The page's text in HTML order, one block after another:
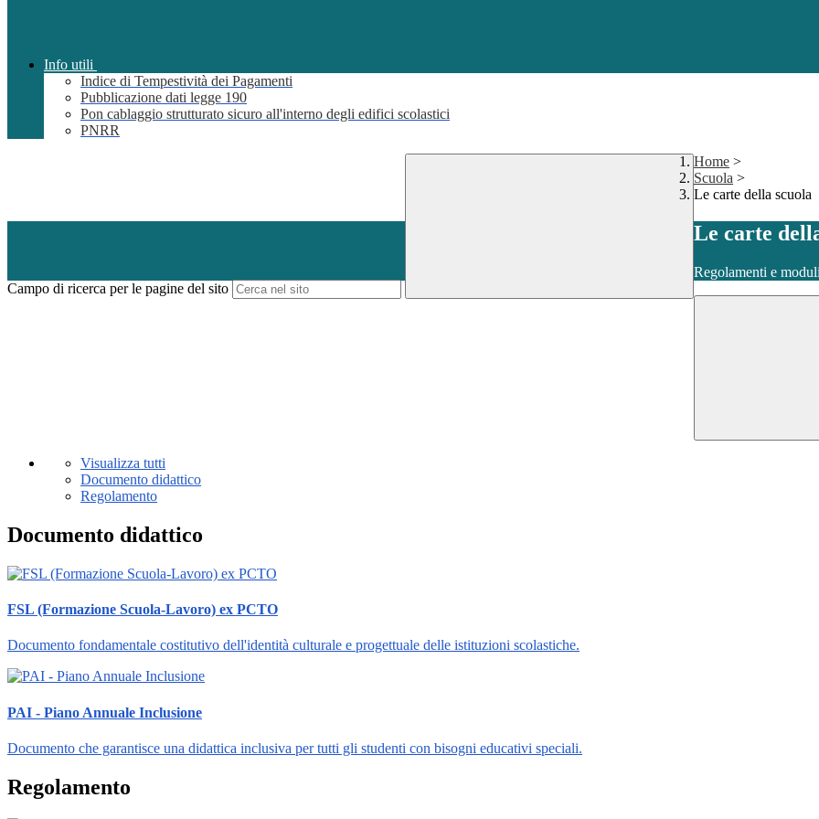
Info utili
Indice di Tempestività dei Pagamenti
Pubblicazione dati legge 190
Pon cablaggio strutturato sicuro all'interno degli edifici scolastici
PNRR
Campo di ricerca per le pagine del sito
Home >
Scuola >
Le carte della scuola
Le carte
Regolamenti e
Visualizza tutti
Documento didattico
Regolamento
Documento didattico
FSL (Formazione Scuola-Lavoro) ex PCTO
Documento fondamentale costitutivo dell'identità culturale e progettuale delle istituzioni scolastiche.
PAI - Piano Annuale Inclusione
Documento che garantisce una didattica inclusiva per tutti gli studenti con bisogni educativi speciali.
Regolamento